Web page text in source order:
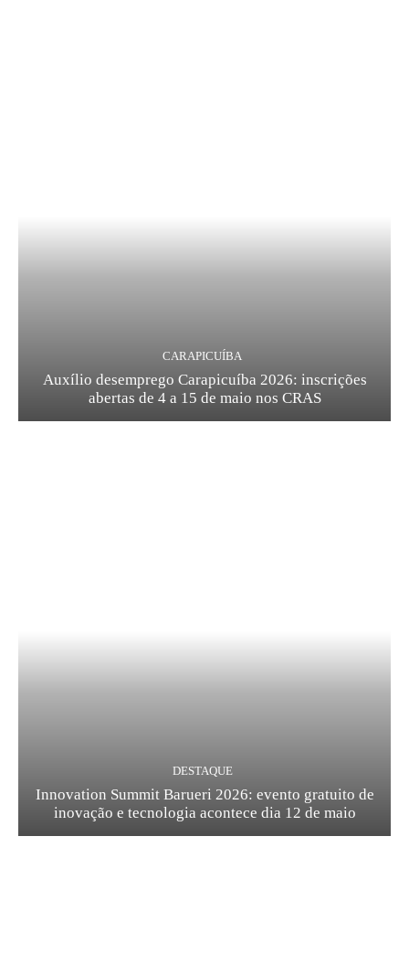
CARAPICUÍBA
Auxílio desemprego Carapicuíba 2026: inscrições
abertas de 4 a 15 de maio nos CRAS
DESTAQUE
Innovation Summit Barueri 2026: evento gratuito de
inovação e tecnologia acontece dia 12 de maio